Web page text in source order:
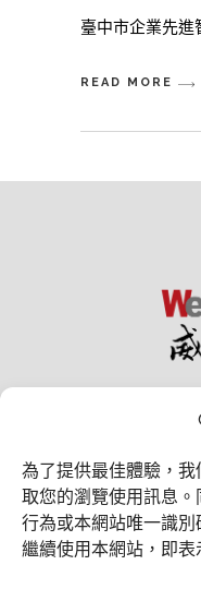
為了提供最佳體驗，
取您的瀏覽使用訊息。
行為或本網站唯一識別
繼續使用本網站，即表
臺中市企業先進
READ MORE